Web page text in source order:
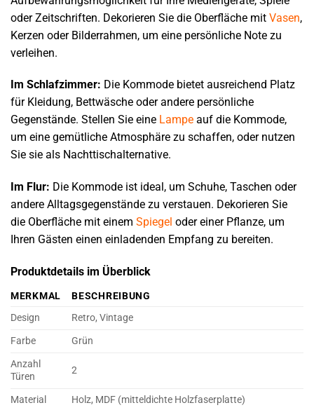
oder Zeitschriften. Dekorieren Sie die Oberfläche mit Vasen,
Kerzen oder Bilderrahmen, um eine persönliche Note zu
verleihen.
Im Schlafzimmer: Die Kommode bietet ausreichend Platz
für Kleidung, Bettwäsche oder andere persönliche
Gegenstände. Stellen Sie eine Lampe auf die Kommode,
um eine gemütliche Atmosphäre zu schaffen, oder nutzen
Sie sie als Nachttischalternative.
Im Flur: Die Kommode ist ideal, um Schuhe, Taschen oder
andere Alltagsgegenstände zu verstauen. Dekorieren Sie
die Oberfläche mit einem Spiegel oder einer Pflanze, um
Ihren Gästen einen einladenden Empfang zu bereiten.
Produktdetails im Überblick
MERKMAL
BESCHREIBUNG
Design
Retro, Vintage
Farbe
Grün
Anzahl
Türen
2
Material Holz, MDF (mitteldichte Holzfaserplatte)